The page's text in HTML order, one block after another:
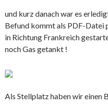
und kurz danach war es
Befund kommt als PDF-Datei
in Richtung Frankreich
noch Gas getankt !
Als Stellplatz haben wir einen